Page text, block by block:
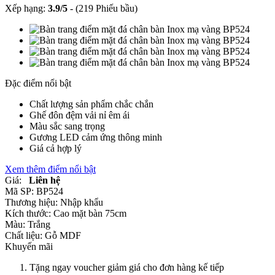
Xếp hạng: 3.9/5 - (219 Phiếu bầu)
Đặc điểm nổi bật
Chất lượng sản phẩm chắc chắn
Ghế đôn đệm vải nỉ êm ái
Màu sắc sang trọng
Gương LED cảm ứng thông minh
Giá cả hợp lý
Xem thêm điểm nổi bật
Giá:
Liên hệ
Mã SP: BP524
Thương hiệu: Nhập khẩu
Kích thước: Cao mặt bàn 75cm
Màu: Trắng
Chất liệu: Gỗ MDF
Khuyến mãi
Tặng ngay voucher giảm giá cho đơn hàng kế tiếp